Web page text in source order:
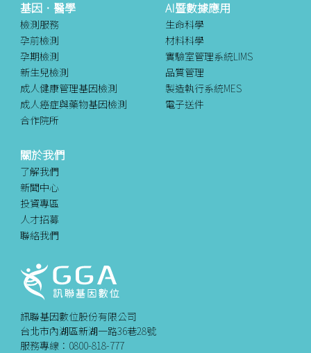
基因．醫學
檢測服務
孕前檢測
孕期檢測
新生兒檢測
成人健康管理基因檢測
成人癌症與藥物基因檢測
合作院所
AI暨數據應用
生命科學
材料科學
實驗室管理系統LIMS
品質管理
製造執行系統MES
電子送件
關於我們
了解我們
新聞中心
投資專區
人才招募
聯絡我們
訊聯基因數位股份有限公司
台北市內湖區新湖一路36巷28號
服務專線：0800-818-777